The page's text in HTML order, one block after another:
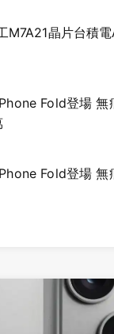
M7A21晶片台積
Fold登場 無
Fold登場 無